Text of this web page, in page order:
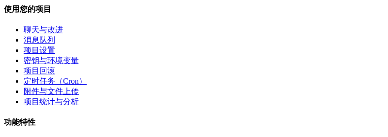
使用您的项目
聊天与改进
消息队列
项目设置
密钥与环境变量
项目回滚
定时任务（Cron）
附件与文件上传
项目统计与分析
功能特性